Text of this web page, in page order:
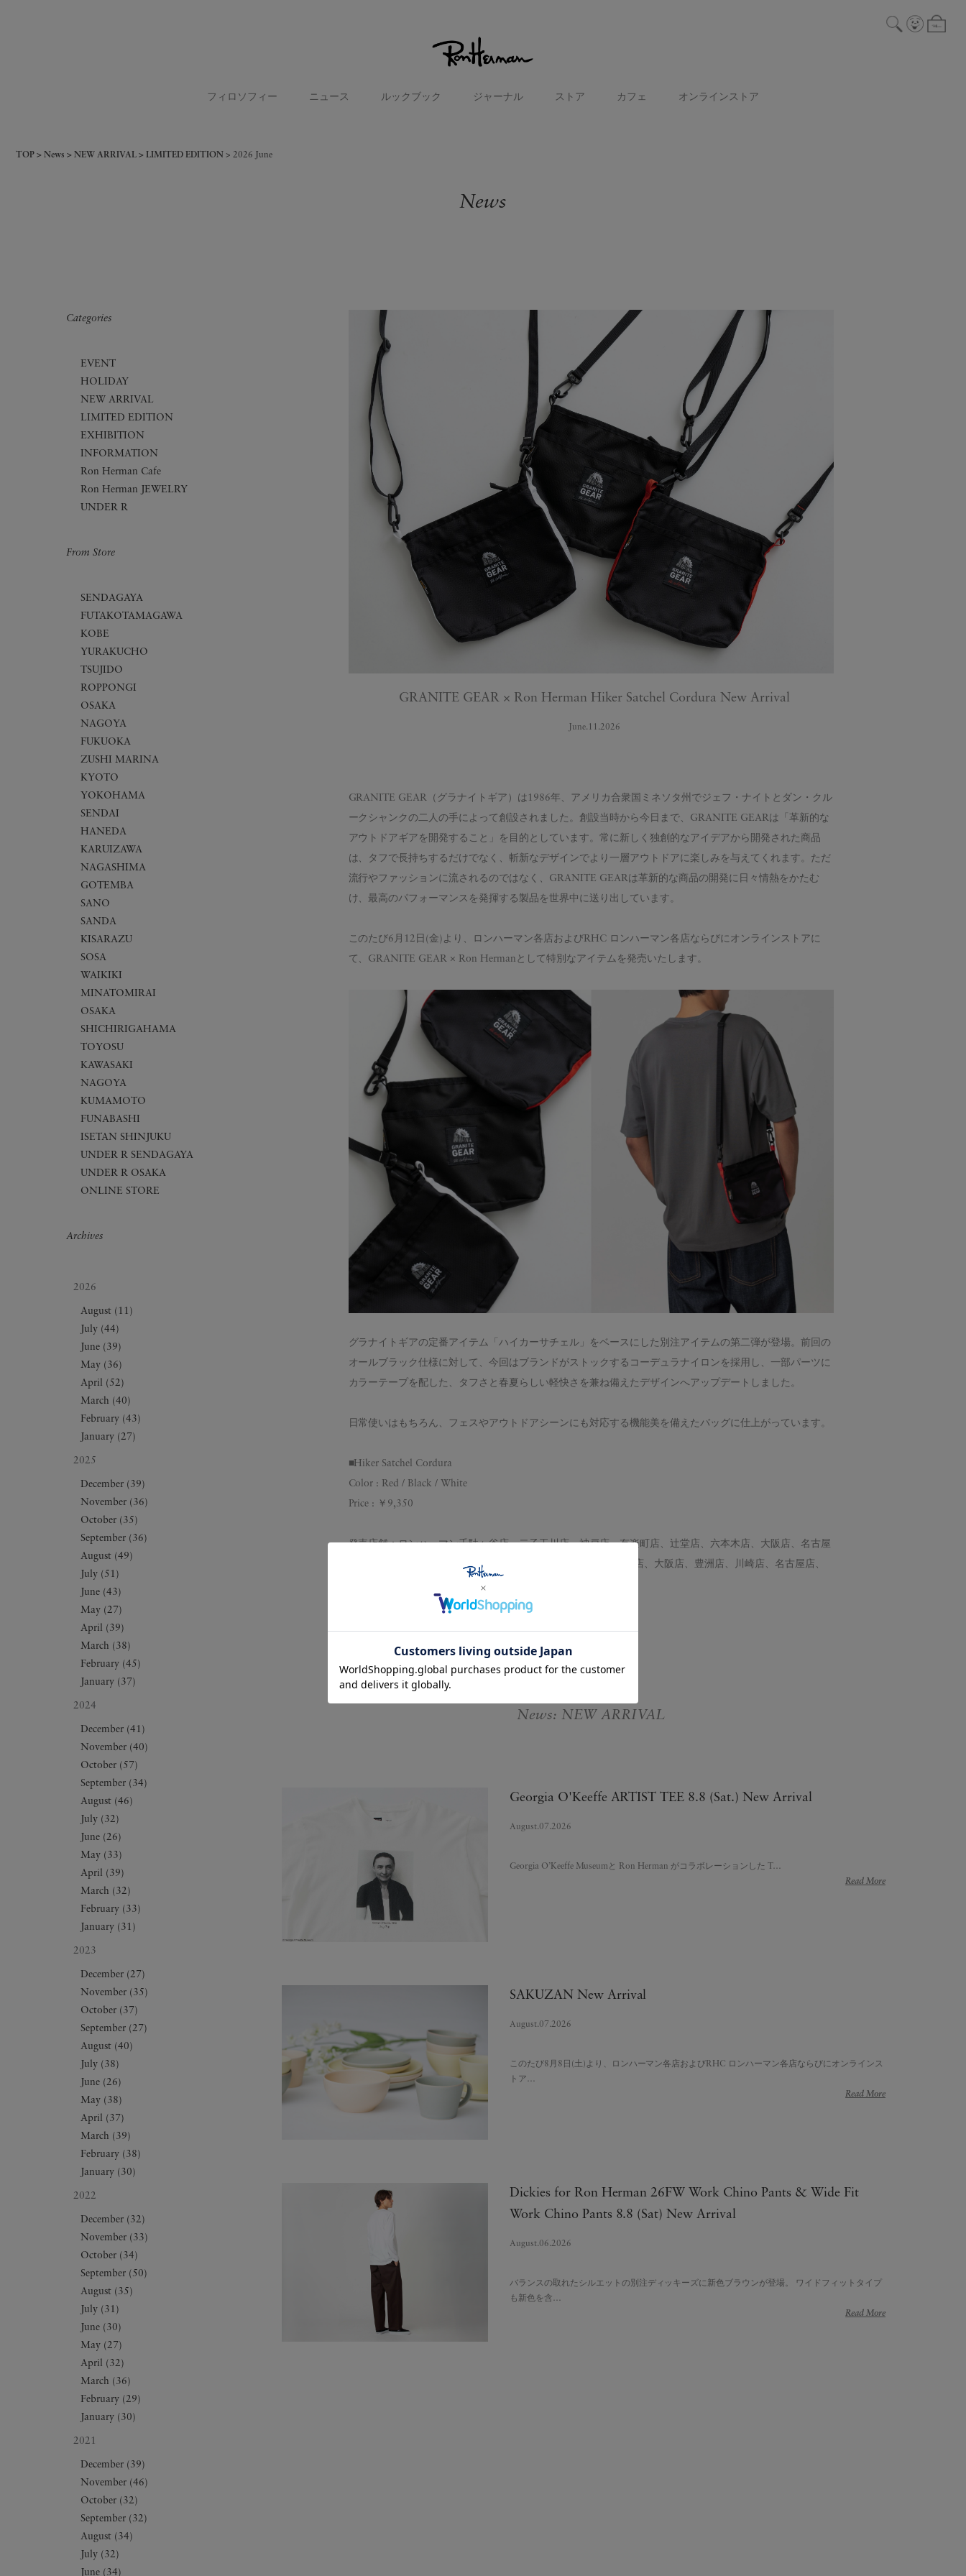
フィロソフィー ニュース ルックブック ジャーナル ストア カフェ オンラインストア
TOP News NEW ARRIVAL LIMITED EDITION 2026 June
News
Categories
EVENT
HOLIDAY
NEW ARRIVAL
LIMITED EDITION
EXHIBITION
INFORMATION
Ron Herman Cafe
Ron Herman JEWELRY
UNDER R
From Store
SENDAGAYA
FUTAKOTAMAGAWA
KOBE
YURAKUCHO
TSUJIDO
ROPPONGI
OSAKA
NAGOYA
FUKUOKA
ZUSHI MARINA
KYOTO
YOKOHAMA
SENDAI
HANEDA
KARUIZAWA
NAGASHIMA
GOTEMBA
SANO
SANDA
KISARAZU
SOSA
WAIKIKI
MINATOMIRAI
OSAKA
SHICHIRIGAHAMA
TOYOSU
KAWASAKI
NAGOYA
KUMAMOTO
FUNABASHI
ISETAN SHINJUKU
UNDER R SENDAGAYA
UNDER R OSAKA
ONLINE STORE
Archives
2026
August (11)
July (44)
June (39)
May (36)
April (52)
March (40)
February (43)
January (27)
2025
December (39)
November (36)
October (35)
September (36)
August (49)
July (51)
June (43)
May (27)
April (39)
March (38)
February (45)
January (37)
2024
December (41)
November (40)
October (57)
September (34)
August (46)
July (32)
June (26)
May (33)
April (39)
March (32)
February (33)
January (31)
2023
December (27)
November (35)
October (37)
September (27)
August (40)
July (38)
June (26)
May (38)
April (37)
March (39)
February (38)
January (30)
2022
December (32)
November (33)
October (34)
September (50)
August (35)
July (31)
June (30)
May (27)
April (32)
March (36)
February (29)
January (30)
2021
December (39)
November (46)
October (32)
September (32)
August (34)
July (32)
June (34)
GRANITE GEAR × Ron Herman Hiker Satchel Cordura New Arrival
June.11.2026
GRANITE GEAR（グラナイトギア）は1986年、アメリカ合衆国ミネソタ州でジェフ・ナイトとダン・クル
ークシャンクの二人の手によって創設されました。創設当時から今日まで、GRANITE GEARは「革新的な
アウトドアギアを開発すること」を目的としています。常に新しく独創的なアイデアから開発された商品
は、タフで長持ちするだけでなく、斬新なデザインでより一層アウトドアに楽しみを与えてくれます。ただ
流行やファッションに流されるのではなく、GRANITE GEARは革新的な商品の開発に日々情熱をかたむ
け、最高のパフォーマンスを発揮する製品を世界中に送り出しています。
このたび6月12日(金)より、ロンハーマン各店およびRHC ロンハーマン各店ならびにオンラインストアに
て、GRANITE GEAR × Ron Hermanとして特別なアイテムを発売いたします。
グラナイトギアの定番アイテム「ハイカーサチェル」をベースにした別注アイテムの第二弾が登場。前回の
オールブラック仕様に対して、今回はブランドがストックするコーデュラナイロンを採用し、一部パーツに
カラーテープを配した、タフさと春夏らしい軽快さを兼ね備えたデザインへアップデートしました。
日常使いはもちろん、フェスやアウトドアシーンにも対応する機能美を備えたバッグに仕上がっています。
■Hiker Satchel Cordura
Color : Red / Black / White
Price : ￥9,350
発売店舗：ロンハーマン千駄ヶ谷店、二子玉川店、神戸店、有楽町店、辻堂店、六本木店、大阪店、名古屋
店、福岡店、京都店、仙台店 / RHC ロンハーマンみなとみらい店、大阪店、豊洲店、川崎店、名古屋店、
熊本店、船橋店、オンラインストア
ONLINE STOREはこちら
News: NEW ARRIVAL
Georgia O'Keeffe ARTIST TEE 8.8 (Sat.) New Arrival
August.07.2026
Georgia O’Keeffe Museumと Ron Herman がコラボレーションした T…
Read More
SAKUZAN New Arrival
August.07.2026
このたび8月8日(土)より、ロンハーマン各店およびRHC ロンハーマン各店ならびにオンラインス
トア…
Read More
Dickies for Ron Herman 26FW Work Chino Pants & Wide Fit
Work Chino Pants 8.8 (Sat) New Arrival
August.06.2026
バランスの取れたシルエットの別注ディッキーズに新色ブラウンが登場。 ワイドフィットタイプ
も新色を含…
Read More